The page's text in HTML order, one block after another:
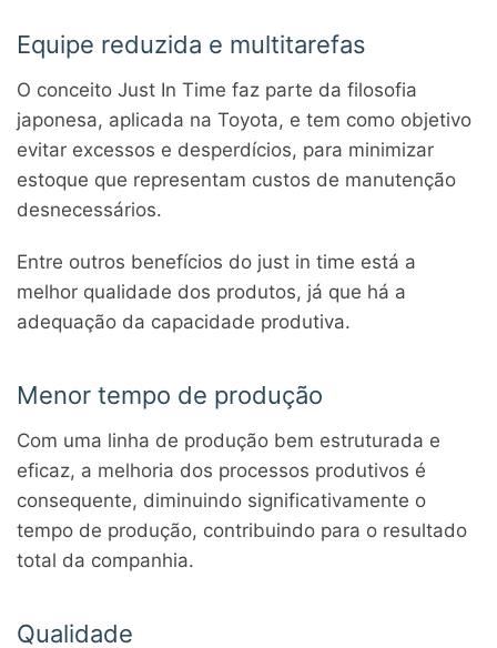
Equipe reduzida e multitarefas
O conceito Just In Time faz parte da filosofia
japonesa, aplicada na Toyota, e tem como objetivo
evitar excessos e desperdícios, para minimizar
estoque que representam custos de manutenção
desnecessários.
Entre outros benefícios do just in time está a
melhor qualidade dos produtos, já que há a
adequação da capacidade produtiva.
Menor tempo de produção
Com uma linha de produção bem estruturada e
eficaz, a melhoria dos processos produtivos é
consequente, diminuindo significativamente o
tempo de produção, contribuindo para o resultado
total da companhia.
Qualidade